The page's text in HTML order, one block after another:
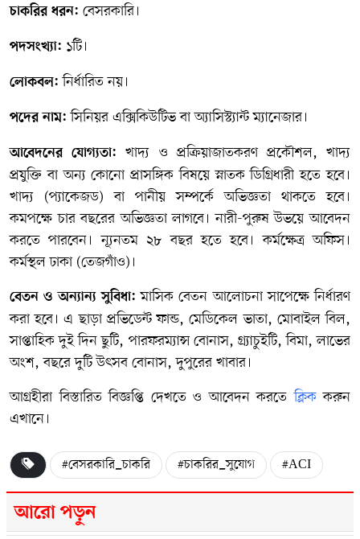
চাকরির ধরন: বেসরকারি।
পদসংখ্যা: ১টি।
লোকবল: নির্ধারিত নয়।
পদের নাম: সিনিয়র এক্সিকিউটিভ বা অ্যাসিস্ট্যান্ট ম্যানেজার।
আবেদনের যোগ্যতা:খাদ্য ও প্রক্রিয়াজাতকরণ প্রকৌশল, খাদ্য
প্রযুক্তি বা অন্য কোনো প্রাসঙ্গিক বিষয়ে স্নাতক ডিগ্রিধারী হতে হবে।
খাদ্য (প্যাকেজড) বা পানীয় সম্পর্কে অভিজ্ঞতা থাকতে হবে।
কমপক্ষে চার বছরের অভিজ্ঞতা লাগবে। নারী-পুরুষ উভয়ে আবেদন
করতে পারবেন। ন্যূনতম ২৮ বছর হতে হবে। কর্মক্ষেত্র অফিস।
কর্মস্থল ঢাকা (তেজগাঁও)।
বেতন ও অন্যান্য সুবিধা: মাসিক বেতন আলোচনা সাপেক্ষে নির্ধারণ
করা হবে। এ ছাড়া প্রভিডেন্ট ফান্ড, মেডিকেল ভাতা, মোবাইল বিল,
সাপ্তাহিক দুই দিন ছুটি, পারফরম্যান্স বোনাস, গ্র্যাচুইটি, বিমা, লাভের
অংশ, বছরে দুটি উৎসব বোনাস, দুপুরের খাবার।
আগ্রহীরা বিস্তারিত বিজ্ঞপ্তি দেখতে ও আবেদন করতেক্লিককরুন
এখানে।
#বেসরকারি_চাকরি #চাকরির_সুযোগ #ACI
আরো পড়ুন